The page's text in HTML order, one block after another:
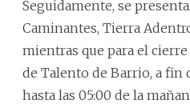
Seguidamente, se
Caminantes, Tierra
mientras que para el
de Talento de Barrio, a fin
hasta las 05:00 de la